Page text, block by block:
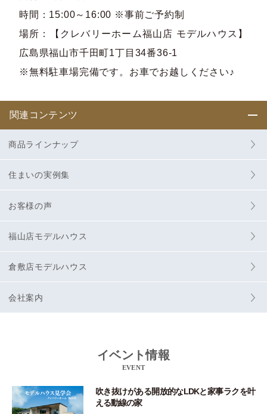
時間：15:00～16:00 ※事前ご予約制
場所：【クレバリーホーム福山店 モデルハウス】
広島県福山市千田町1丁目34番36-1
※無料駐車場完備です。お車でお越しください♪
関連コンテンツ
商品ラインナップ
住まいの実例集
お客様の声
福山店モデルハウス
倉敷店モデルハウス
会社案内
イベント情報
EVENT
吹き抜けがある開放的なLDKと家事ラクを叶
える動線の家